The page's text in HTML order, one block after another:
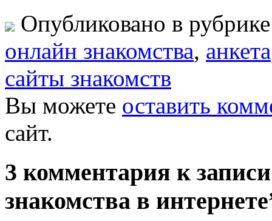
Опубликовано в
oнлайн знакомства, анкета
сайты знакомств
Вы можете оставить
сайт.
3 комментария к
знакомства в